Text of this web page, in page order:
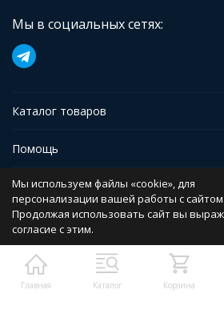
Главная Каталог Корзина
Мы в социальных сетях:
Каталог товаров
Помощь
Иформация
Политика персональных данных
Разработано в
bodysite.ru
Мы используем файлы «cookie», для
персонализации вашей работы с сайтом.
Продолжая использовать сайт вы
согласие с этим.